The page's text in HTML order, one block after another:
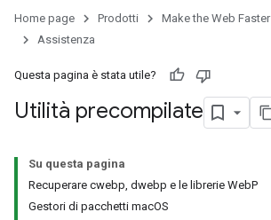
Home page Prodotti Make the Web Faster
Assistenza
Questa pagina è stata utile?
Utilità precompilate
Su questa pagina
Recuperare cwebp, dwebp e le librerie WebP
Gestori di pacchetti macOS